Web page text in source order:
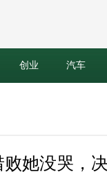
创业 汽车
败她没哭，